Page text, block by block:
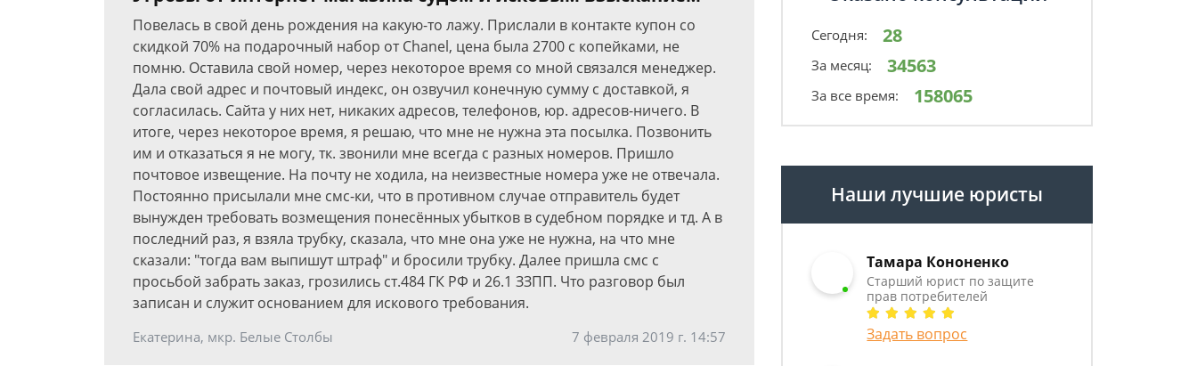
Повелась в свой день рождения на какую-то лажу. Прислали в контакте купон со
скидкой 70% на подарочный набор от Chanel, цена была 2700 с копейками, не
помню. Оставила свой номер, через некоторое время со мной связался менеджер.
Дала свой адрес и почтовый индекс, он озвучил конечную сумму с доставкой, я
согласилась. Сайта у них нет, никаких адресов, телефонов, юр. адресов-ничего. В
итоге, через некоторое время, я решаю, что мне не нужна эта посылка. Позвонить
им и отказаться я не могу, тк. звонили мне всегда с разных номеров. Пришло
почтовое извещение. На почту не ходила, на неизвестные номера уже не отвечала.
Постоянно присылали мне смс-ки, что в противном случае отправитель будет
вынужден требовать возмещения понесённых убытков в судебном порядке и тд. А в
последний раз, я взяла трубку, сказала, что мне она уже не нужна, на что мне
сказали: "тогда вам выпишут штраф" и бросили трубку. Далее пришла смс с
просьбой забрать заказ, грозились ст.484 ГК РФ и 26.1 ЗЗПП. Что разговор был
записан и служит основанием для искового требования.
Екатерина, мкр. Белые Столбы 7 февраля 2019 г. 14:57
Сегодня: 28
За месяц: 34563
За все время: 158065
Наши лучшие юристы
Тамара Кононенко
Старший юрист по защите
прав потребителей
Задать вопрос